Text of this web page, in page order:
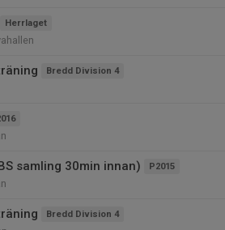
Herrlaget
Bredd Division 4
samling 30min innan) P2015
Bredd Division 4